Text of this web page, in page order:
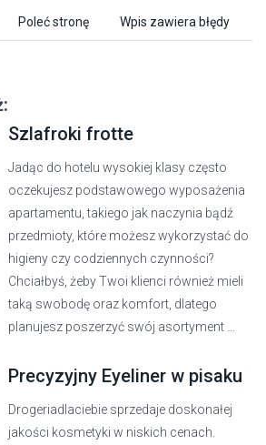
Poleć stronę Wpis zawiera błędy
Szlafroki frotte
Jadąc do hotelu wysokiej klasy często
oczekujesz podstawowego wyposażenia
apartamentu, takiego jak naczynia bądź
przedmioty, które możesz wykorzystać do
higieny czy codziennych czynności?
Chciałbyś, żeby Twoi klienci również mieli
taką swobodę oraz komfort, dlatego
planujesz poszerzyć swój asortyment ...
Precyzyjny Eyeliner w pisaku
Drogeriadlaciebie sprzedaje doskonałej
jakości kosmetyki w niskich cenach.